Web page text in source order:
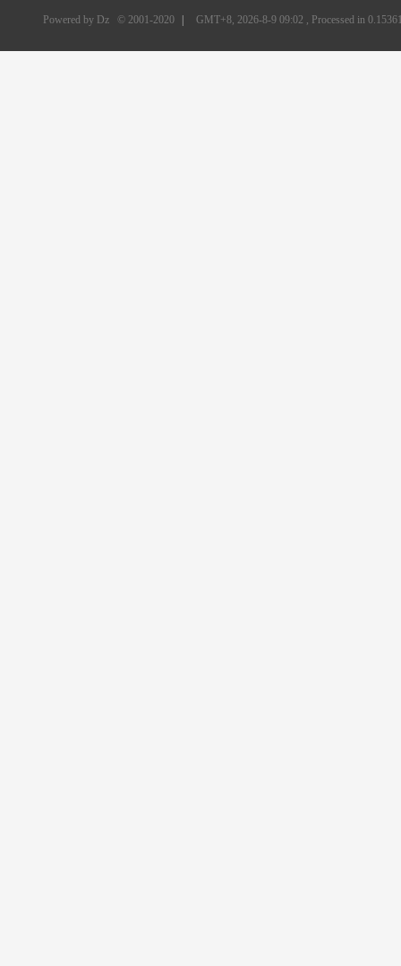
Powered by Dz © 2001-2020 GMT+8, 2026-8-9 09:02 , Processed in